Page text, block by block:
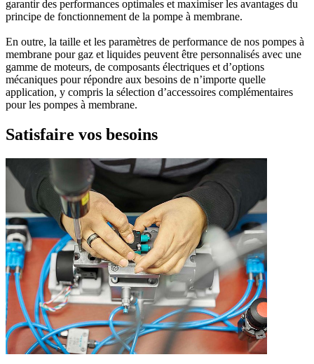
garantir des performances optimales et maximiser les avantages du
principe de fonctionnement de la pompe à membrane.
En outre, la taille et les paramètres de performance de nos pompes à
membrane pour gaz et liquides peuvent être personnalisés avec une
gamme de moteurs, de composants électriques et d’options
mécaniques pour répondre aux besoins de n’importe quelle
application, y compris la sélection d’accessoires complémentaires
pour les pompes à membrane.
Satisfaire vos besoins